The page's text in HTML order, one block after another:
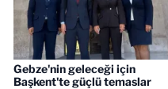
Gebze'nin geleceği için
Başkent'te güçlü temaslar